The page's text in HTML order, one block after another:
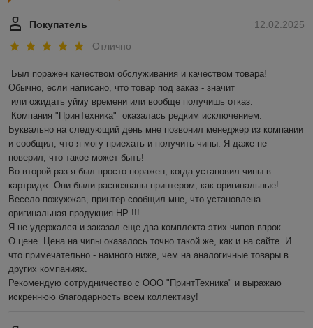
12.02.2025
Покупатель
Отлично
Был поражен качеством обслуживания и качеством товара!
Обычно, если написано, что товар под заказ - значит
Буквально на следующий день мне позвонил менеджер из компании
и сообщил, что я могу приехать и получить чипы. Я даже не
поверил, что такое может быть!
Во второй раз я был просто поражен, когда установил чипы в
картридж. Они были распознаны принтером, как оригинальные!
Весело пожужжав, принтер сообщил мне, что установлена
оригинальная продукция HP !!!
Я не удержался и заказал еще два комплекта этих чипов впрок.
О цене. Цена на чипы оказалось точно такой же, как и на сайте. И
что примечательно - намного ниже, чем на аналогичные товары в
других компаниях.
Рекомендую сотрудничество с ООО "ПринтТехника" и выражаю
искреннюю благодарность всем коллективу!